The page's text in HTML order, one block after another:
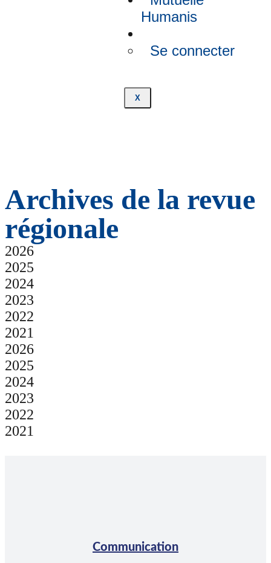
Humanis
Se connecter
X
Archives de la revue
régionale
2026
2025
2024
2023
2022
2021
2026
2025
2024
2023
2022
2021
Communication